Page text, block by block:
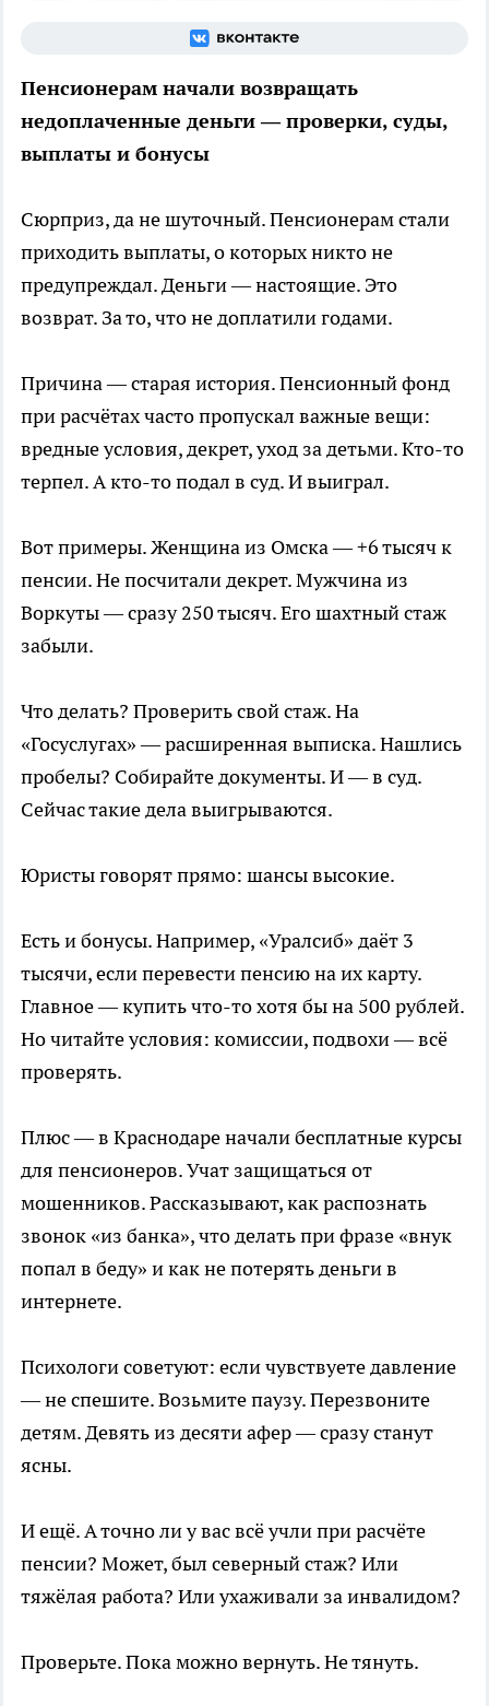
Пенсионерам начали возвращать
недоплаченные деньги — проверки, суды,
выплаты и бонусы
Сюрприз, да не шуточный. Пенсионерам стали
приходить выплаты, о которых никто не
предупреждал. Деньги — настоящие. Это
возврат. За то, что не доплатили годами.
Причина — старая история. Пенсионный фонд
при расчётах часто пропускал важные вещи:
вредные условия, декрет, уход за детьми. Кто-то
терпел. А кто-то подал в суд. И выиграл.
Вот примеры. Женщина из Омска — +6 тысяч к
пенсии. Не посчитали декрет. Мужчина из
Воркуты — сразу 250 тысяч. Его шахтный стаж
забыли.
Что делать? Проверить свой стаж. На
«Госуслугах» — расширенная выписка. Нашлись
пробелы? Собирайте документы. И — в суд.
Сейчас такие дела выигрываются.
Юристы говорят прямо: шансы высокие.
Есть и бонусы. Например, «Уралсиб» даёт 3
тысячи, если перевести пенсию на их карту.
Главное — купить что-то хотя бы на 500 рублей.
Но читайте условия: комиссии, подвохи — всё
проверять.
Плюс — в Краснодаре начали бесплатные курсы
для пенсионеров. Учат защищаться от
мошенников. Рассказывают, как распознать
звонок «из банка», что делать при фразе «внук
попал в беду» и как не потерять деньги в
интернете.
Психологи советуют: если чувствуете давление
— не спешите. Возьмите паузу. Перезвоните
детям. Девять из десяти афер — сразу станут
ясны.
И ещё. А точно ли у вас всё учли при расчёте
пенсии? Может, был северный стаж? Или
тяжёлая работа? Или ухаживали за инвалидом?
Проверьте. Пока можно вернуть. Не тянуть.